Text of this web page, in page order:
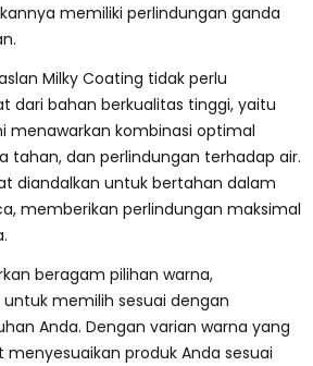
memiliki perlindungan ganda
Milky Coating tidak perlu
dari bahan berkualitas tinggi, yaitu
menawarkan kombinasi optimal
tahan, dan perlindungan terhadap air.
diandalkan untuk bertahan dalam
memberikan perlindungan maksimal
beragam pilihan warna,
memilih sesuai dengan
Anda. Dengan varian warna yang
produk Anda sesuai